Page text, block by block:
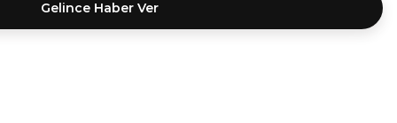
Gelince Haber Ver